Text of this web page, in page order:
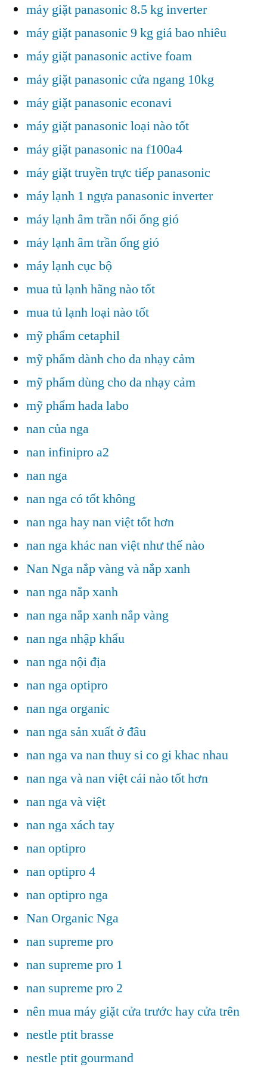
máy giặt panasonic 8.5 kg inverter
máy giặt panasonic 9 kg giá bao nhiêu
máy giặt panasonic active foam
máy giặt panasonic cửa ngang 10kg
máy giặt panasonic econavi
máy giặt panasonic loại nào tốt
máy giặt panasonic na f100a4
máy giặt truyền trực tiếp panasonic
máy lạnh 1 ngựa panasonic inverter
máy lạnh âm trần nối ống gió
máy lạnh âm trần ống gió
máy lạnh cục bộ
mua tủ lạnh hãng nào tốt
mua tủ lạnh loại nào tốt
mỹ phẩm cetaphil
mỹ phẩm dành cho da nhạy cảm
mỹ phẩm dùng cho da nhạy cảm
mỹ phẩm hada labo
nan của nga
nan infinipro a2
nan nga
nan nga có tốt không
nan nga hay nan việt tốt hơn
nan nga khác nan việt như thế nào
Nan Nga nắp vàng và nắp xanh
nan nga nắp xanh
nan nga nắp xanh nắp vàng
nan nga nhập khẩu
nan nga nội địa
nan nga optipro
nan nga organic
nan nga sản xuất ở đâu
nan nga va nan thuy si co gi khac nhau
nan nga và nan việt cái nào tốt hơn
nan nga và việt
nan nga xách tay
nan optipro
nan optipro 4
nan optipro nga
Nan Organic Nga
nan supreme pro
nan supreme pro 1
nan supreme pro 2
nên mua máy giặt cửa trước hay cửa trên
nestle ptit brasse
nestle ptit gourmand